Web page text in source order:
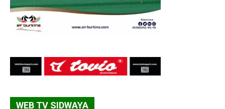
WEB TV SIDWAYA